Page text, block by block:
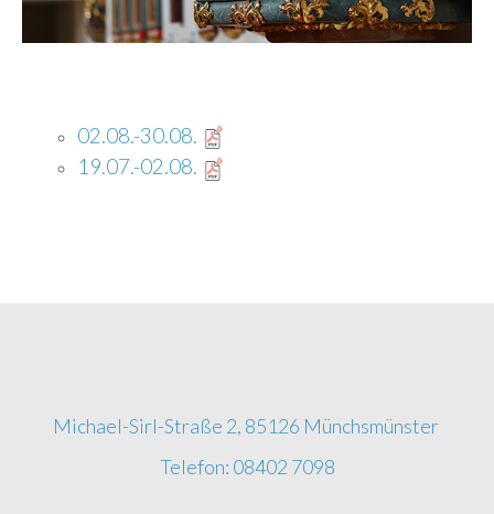
02.08.-30.08.
19.07.-02.08.
Michael-Sirl-Straße 2, 85126 Münchsmünster
Telefon: 08402 7098